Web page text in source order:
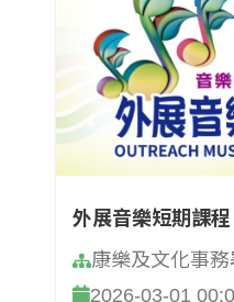
外展音樂短期課程
康樂及文化事
2026-03-01